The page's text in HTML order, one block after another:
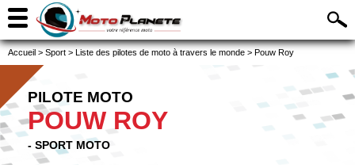
Accueil > Sport > Liste des pilotes de moto à travers le monde > Pouw Roy
PILOTE MOTO
POUW ROY
- SPORT MOTO